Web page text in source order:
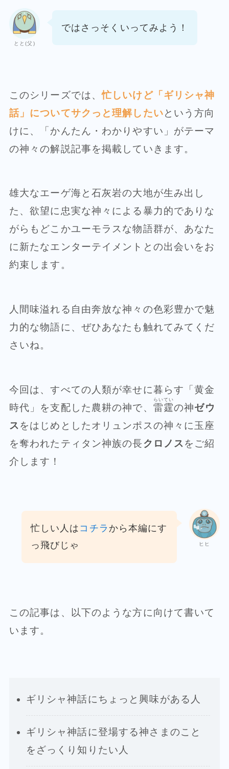
とと(父)
ではさっそくいってみよう！
このシリーズでは、忙しいけど「ギリシャ神
話」についてサクっと理解したいという方向
けに、「かんたん・わかりやすい」がテーマ
の神々の解説記事を掲載していきます。
雄大なエーゲ海と石灰岩の大地が生み出し
た、欲望に忠実な神々による暴力的でありな
がらもどこかユーモラスな物語群が、あなた
に新たなエンターテイメントとの出会いをお
約束します。
人間味溢れる自由奔放な神々の色彩豊かで魅
力的な物語に、ぜひあなたも触れてみてくだ
さいね。
今回は、すべての人類が幸せに暮らす「黄金
時代」を支配した農耕の神で、 雷霆
らいてい
の神ゼウ
ス をはじめとしたオリュンポスの神々に玉座
を奪われたティタン神族の長クロノス をご紹
介します！
ヒヒ
忙しい人は コチラ から本編にす
っ飛びじゃ
この記事は、以下のような方に向けて書いて
います。
ギリシャ神話にちょっと興味がある人
ギリシャ神話に登場する神さまのこと
をざっくり知りたい人